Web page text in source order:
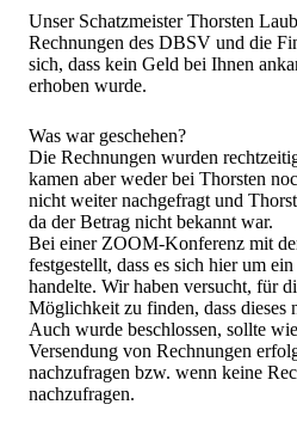
Unser Schatzmeister Thorsten
Rechnungen des DBSV und die
sich, dass kein Geld bei Ihnen
erhoben wurde.
Was war geschehen?
Die Rechnungen wurden
kamen aber weder bei Thorsten
nicht weiter nachgefragt und
da der Betrag nicht bekannt war.
Bei einer ZOOM-Konferenz mit
festgestellt, dass es sich hier um
handelte. Wir haben versucht, für
Möglichkeit zu finden, dass
Auch wurde beschlossen, sollte
Versendung von Rechnungen
nachzufragen bzw. wenn keine
nachzufragen.